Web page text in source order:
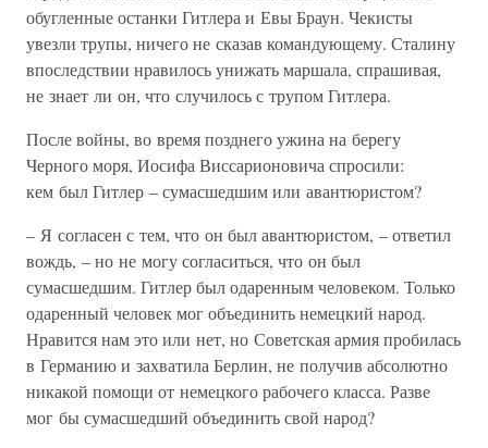
обугленные останки Гитлера и Евы Браун. Чекисты
увезли трупы, ничего не сказав командующему. Сталину
впоследствии нравилось унижать маршала, спрашивая,
не знает ли он, что случилось с трупом Гитлера.
После войны, во время позднего ужина на берегу
Черного моря, Иосифа Виссарионовича спросили:
кем был Гитлер – сумасшедшим или авантюристом?
– Я согласен с тем, что он был авантюристом, – ответил
вождь, – но не могу согласиться, что он был
сумасшедшим. Гитлер был одаренным человеком. Только
одаренный человек мог объединить немецкий народ.
Нравится нам это или нет, но Советская армия пробилась
в Германию и захватила Берлин, не получив абсолютно
никакой помощи от немецкого рабочего класса. Разве
мог бы сумасшедший объединить свой народ?